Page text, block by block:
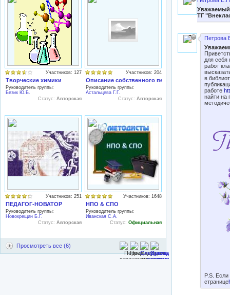
Участников: 127
Творческие химики
Руководитель группы:
Безик Ю.Б.
Статус: Авторская
Участников: 204
Описание собственного педагогического опыта
Руководитель группы:
Астальцева Г.Г.
Статус: Авторская
Участников: 251
ПЕДАГОГ-НОВАТОР
Руководитель группы:
Новокрещин Б.Г.
Статус: Авторская
Участников: 1648
НПО & СПО
Руководитель группы:
Иванская С.А.
Статус: Официальная
Просмотреть все (6)
ТГ
Петрова
для себя
работ
в
работе
найти на
P.S.
странице